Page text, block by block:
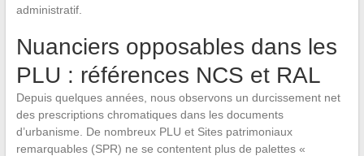
administratif.
Nuanciers opposables dans les
PLU : références NCS et RAL
Depuis quelques années, nous observons un durcissement net
des prescriptions chromatiques dans les documents
d’urbanisme. De nombreux PLU et Sites patrimoniaux
remarquables (SPR) ne se contentent plus de palettes «